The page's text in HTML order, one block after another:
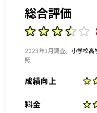
どうか知りたい」「授業
りたい」といった不安に
メール」システムで生徒
個太郎塾のデメリットは
ため、集団塾のような
柏中央高校
柏南高校 11
検見川高校
小金高校
総合評価
2023年3月調査。 小学校高
照
成績向上
料金